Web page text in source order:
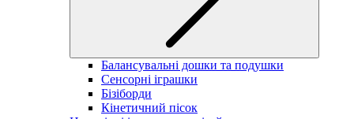
Балансувальні дошки та подушки
Сенсорні іграшки
Бізіборди
Кінетичний пісок